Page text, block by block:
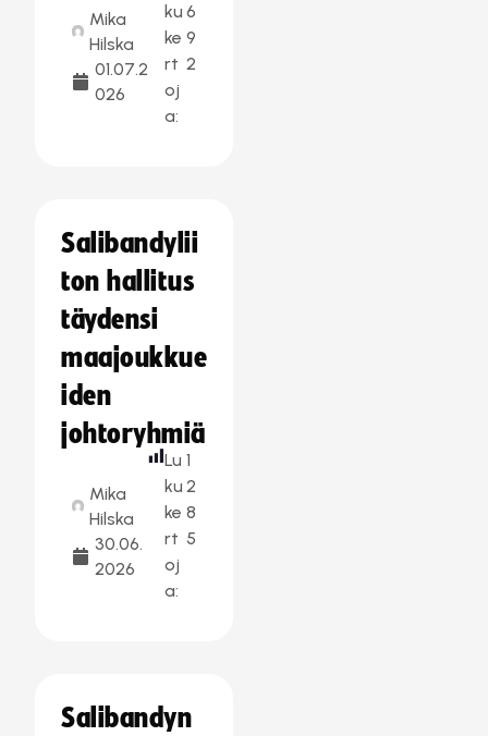
Mika
Hilska
01.07.2
026
ku
ke
rt
oj
a:
6
9
2
Salibandylii
ton hallitus
täydensi
maajoukkue
iden
johtoryhmiä
Mika
Hilska
30.06.
2026
Lu
ku
ke
rt
oj
a:
1
2
8
5
Salibandyn